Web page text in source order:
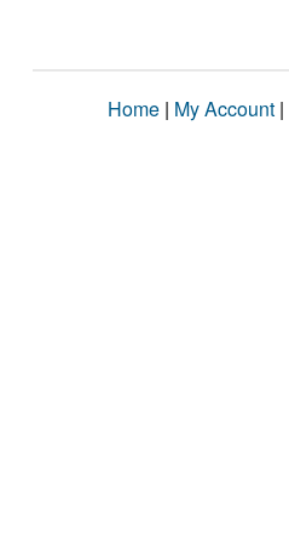
Home | My Account |